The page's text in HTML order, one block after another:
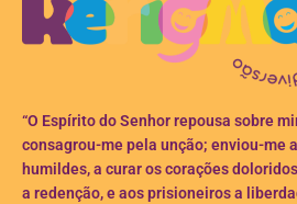
“O Espírito do Senhor repousa sobre
consagrou-me pela unção; enviou-me
humildes, a curar os corações
a redenção, e aos prisioneiros a